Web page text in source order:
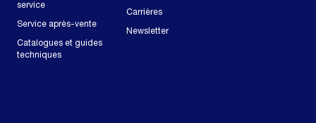
service
Service après-vente
Catalogues et guides
techniques
Carrières
Newsletter